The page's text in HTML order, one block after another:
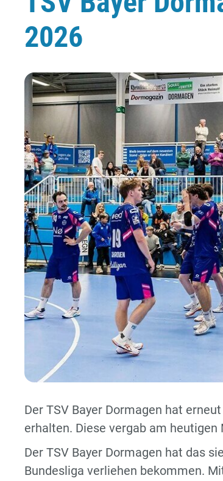
2026
Der TSV Bayer Dormagen hat
erhalten. Diese vergab am
Der TSV Bayer Dormagen hat das
Bundesliga verliehen bekommen.